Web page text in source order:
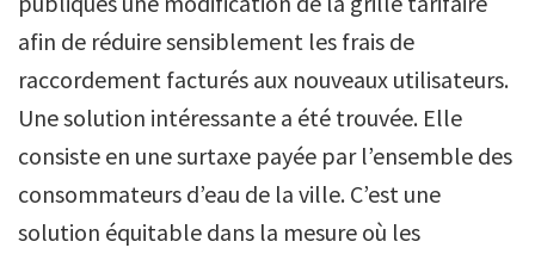
afin de réduire sensiblement les frais de
raccordement facturés aux nouveaux utilisateurs.
Une solution intéressante a été trouvée. Elle
consiste en une surtaxe payée par l’ensemble des
consommateurs d’eau de la ville. C’est une
solution équitable dans la mesure où les